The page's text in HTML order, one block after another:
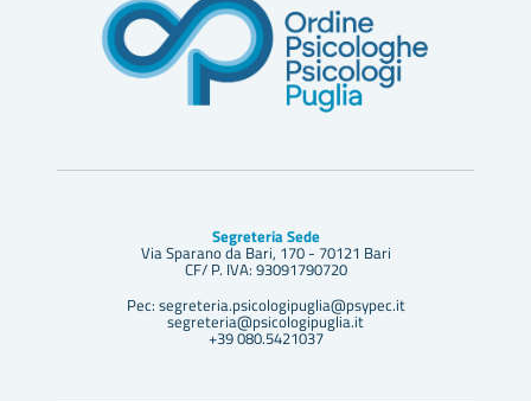
Segreteria Sede
Via Sparano da Bari, 170 - 70121 Bari
CF/ P. IVA: 93091790720
Pec: segreteria.psicologipuglia@psypec.it
segreteria@psicologipuglia.it
+39 080.5421037